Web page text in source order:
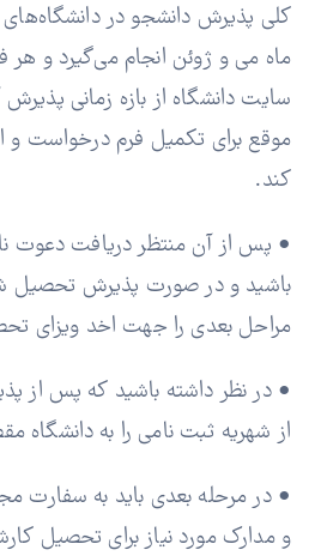
کلی پذیرش دانشجو در
ماه می و ژوئن انجام می‌گیرد و هر
سایت دانشگاه از بازه زمانی
موقع برای تکمیل فرم درخواست و
کند.
• پس از آن منتظر دریافت دعوت
باشید و در صورت پذیرش تحصیل
مراحل بعدی را جهت اخد ویزای
• در نظر داشته باشید که پس از
از شهریه ثبت نامی را به دانشگاه
• در مرحله بعدی باید به سفارت
و مدارک مورد نیاز برای تحصیل